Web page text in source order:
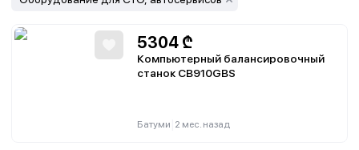
5304 ₾
Компьютерный балансировочный
станок CB910GBS
Батуми 2 мес. назад